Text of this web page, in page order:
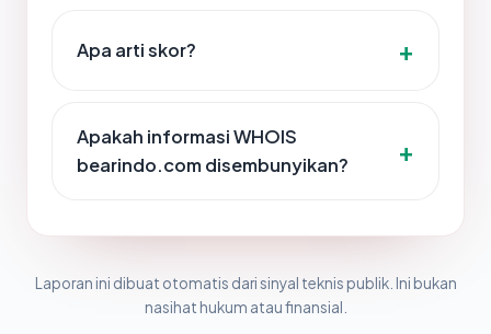
Apa arti skor?
Apakah informasi WHOIS
bearindo.com disembunyikan?
Laporan ini dibuat otomatis dari sinyal teknis publik. Ini bukan
nasihat hukum atau finansial.